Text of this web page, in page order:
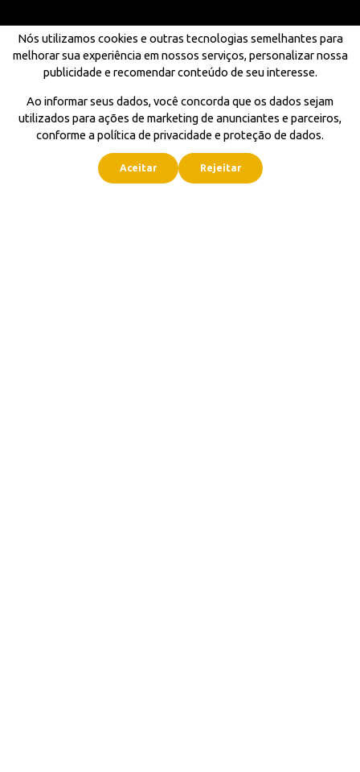
Nós utilizamos cookies e outras tecnologias semelhantes para
melhorar sua experiência em nossos serviços, personalizar nossa
publicidade e recomendar conteúdo de seu interesse.
Ao informar seus dados, você concorda que os dados sejam
utilizados para ações de marketing de anunciantes e parceiros,
conforme a política de privacidade e proteção de dados.
Aceitar Rejeitar